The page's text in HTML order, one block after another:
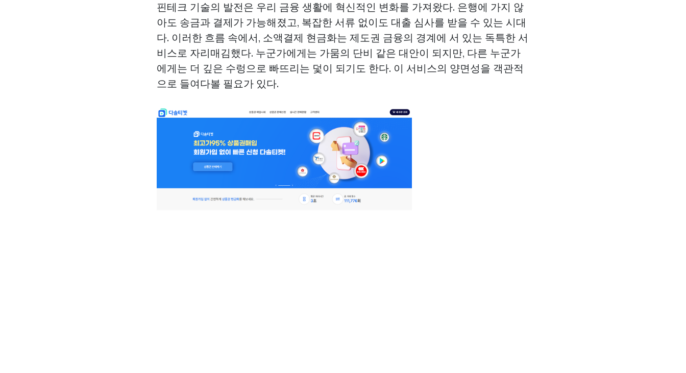
핀테크 기술의 발전은 우리 금융 생활에 혁신적인 변화를 가져왔다. 은행에 가지 않
아도 송금과 결제가 가능해졌고, 복잡한 서류 없이도 대출 심사를 받을 수 있는 시대
다. 이러한 흐름 속에서, 소액결제 현금화는 제도권 금융의 경계에 서 있는 독특한 서
비스로 자리매김했다. 누군가에게는 가뭄의 단비 같은 대안이 되지만, 다른 누군가
에게는 더 깊은 수렁으로 빠뜨리는 덫이 되기도 한다. 이 서비스의 양면성을 객관적
으로 들여다볼 필요가 있다.